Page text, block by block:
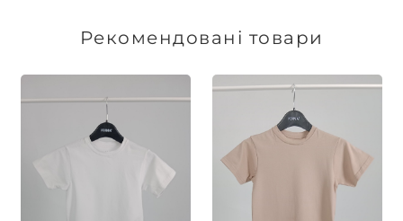
виготовлення індивідуальних замовлень
Рекомендовані товари